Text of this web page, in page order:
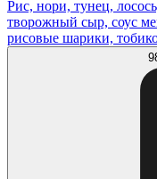
Рис, нори, тунец,
творожный сыр, соус
рисовые шарики,